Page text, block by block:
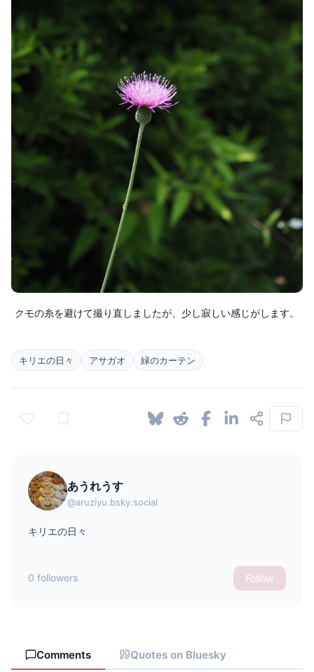
クモの糸を避けて撮り直しましたが、少し寂しい感じがします。
キリエの日々 アサガオ 緑のカーテン
あうれうす
@aruziyu.bsky.social
キリエの日々
0 followers Follow
Comments Quotes on Bluesky